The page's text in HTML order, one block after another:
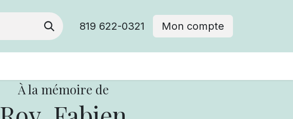
819 622-0321 Mon compte
À la mémoire de